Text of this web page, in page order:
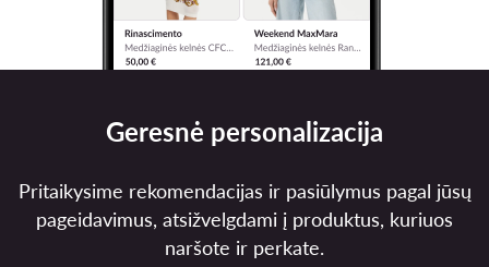
Geresnė personalizacija
Pritaikysime rekomendacijas ir pasiūlymus pagal jūsų
pageidavimus, atsižvelgdami į produktus, kuriuos
naršote ir perkate.